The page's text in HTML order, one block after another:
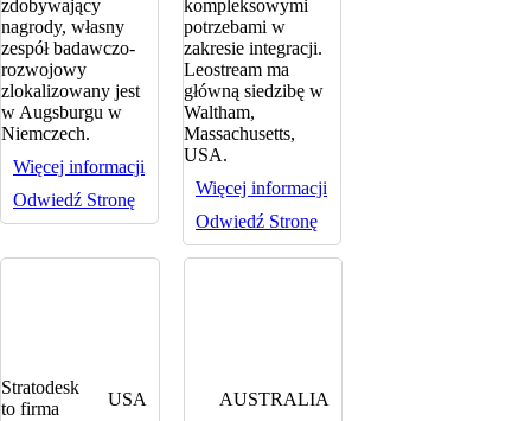
zdobywający
nagrody, własny
zespół badawczo-
rozwojowy
zlokalizowany jest
w Augsburgu w
Niemczech.
Więcej informacji
Odwiedź Stronę
kompleksowymi
potrzebami w
zakresie integracji.
Leostream ma
główną siedzibę w
Waltham,
Massachusetts,
USA.
Więcej informacji
Odwiedź Stronę
USA
Stratodesk
to firma
AUSTRALIA